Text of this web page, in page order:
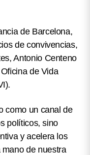
de Barcelona,
de convivencias,
Antonio Centeno
de Vida
como un canal de
políticos, sino
y acelera los
mano de nuestra